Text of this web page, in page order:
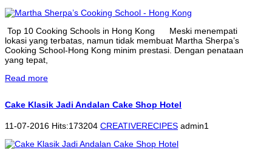
Top 10 Cooking Schools in Hong Kong Meski menempati
lokasi yang terbatas, namun tidak membuat Martha Sherpa’s
Cooking School-Hong Kong minim prestasi. Dengan penataan
yang tepat,
Read more
Cake Klasik Jadi Andalan Cake Shop Hotel
11-07-2016 Hits:173204 CREATIVERECIPES admin1